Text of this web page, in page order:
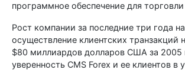
программное обеспечение для
Рост компании за последние три года
осуществление клиентских транзакций
$80 миллиардов долларов США за 2005
уверенность CMS Forex и ее клиентов в